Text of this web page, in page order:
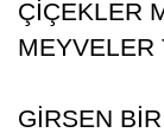
ÇİÇEKLER
MEYVELER
GİRSEN